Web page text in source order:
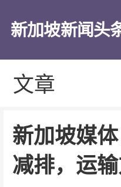
新加坡新闻头
文章
新加坡媒
减排，运